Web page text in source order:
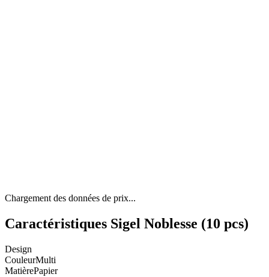
Chargement des données de prix...
Caractéristiques Sigel Noblesse (10 pcs)
Design
CouleurMulti
MatièrePapier